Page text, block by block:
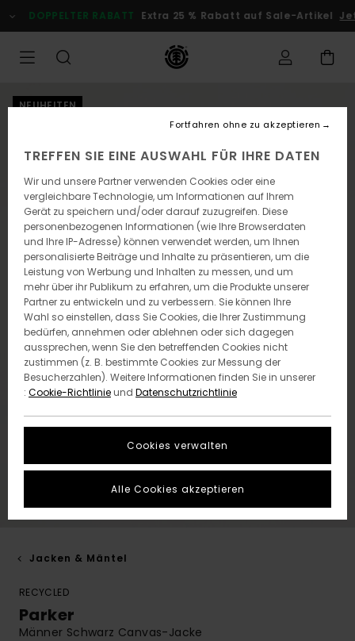
zur
Produktinformation
DOPPELTER RABATT Extra 25 % Rabatt auf Sale-Artikel
NEUHEITEN
Jacken & Mäntel
RECYCLED
Parker
Männer Schwarz Canvas-Jacke
TREFFEN SIE EINE AUSWAHL FÜR IHRE DATEN
Wir und unsere Partner verwenden Cookies oder eine
vergleichbare Technologie, um Informationen auf Ihrem
Gerät zu speichern und/oder darauf zuzugreifen. Diese
personenbezogenen Informationen (wie Ihre Browserdaten
und Ihre IP-Adresse) können verwendet werden, um Ihnen
personalisierte Beiträge und Inhalte zu präsentieren, um die
Leistung von Werbung und Inhalten zu messen, und um
mehr über ihr Publikum zu erfahren, um die Produkte unserer
Partner zu entwickeln und zu verbessern. Sie können Ihre
Wahl so einstellen, dass Sie Cookies, die Ihrer Zustimmung
bedürfen, annehmen oder ablehnen oder sich dagegen
aussprechen, wenn Sie den betreffenden Cookies nicht
zustimmen (z. B. bestimmte Cookies zur Messung der
Besucherzahlen). Weitere Informationen finden Sie in unserer
: Cookie-Richtlinieund Datenschutzrichtlinie
Cookies verwalten
Fortfahren ohne zu akzeptieren
Alle Cookies akzeptieren